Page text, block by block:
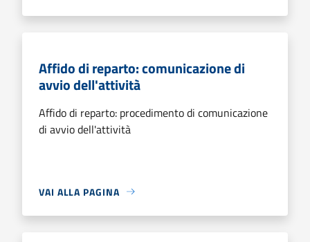
Affido di reparto: comunicazione di
avvio dell'attività
Affido di reparto: procedimento di comunicazione
di avvio dell'attività
VAI ALLA PAGINA